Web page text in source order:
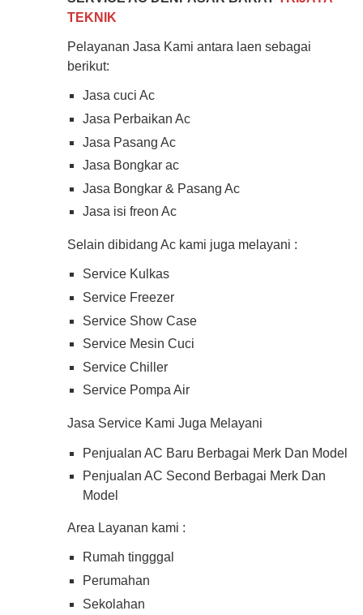
TEKNIK
Pelayanan Jasa Kami antara laen sebagai
berikut:
Jasa cuci Ac
Jasa Perbaikan Ac
Jasa Pasang Ac
Jasa Bongkar ac
Jasa Bongkar & Pasang Ac
Jasa isi freon Ac
Selain dibidang Ac kami juga melayani :
Service Kulkas
Service Freezer
Service Show Case
Service Mesin Cuci
Service Chiller
Service Pompa Air
Jasa Service Kami Juga Melayani
Penjualan AC Baru Berbagai Merk Dan Model
Penjualan AC Second Berbagai Merk Dan
Model
Area Layanan kami :
Rumah tingggal
Perumahan
Sekolahan